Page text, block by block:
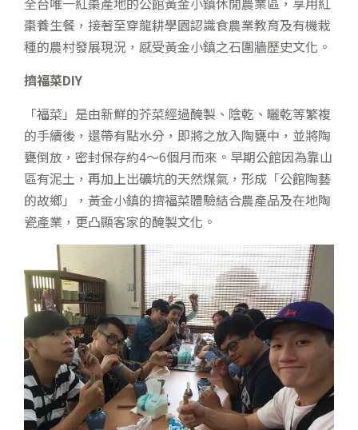
棗養生餐，接著至穿龍耕學園認識食農業教育及有機栽
種的農村發展現況，感受黃金小鎮之石圍牆歷史文化。
擠福菜DIY
「福菜」是由新鮮的芥菜經過醃製、陰乾、曬乾等繁複
的手續後，還帶有點水分，即將之放入陶甕中，並將陶
甕倒放，密封保存約4～6個月而來。早期公館因為靠山
區有泥土，再加上出礦坑的天然煤氣，形成「公館陶藝
的故鄉」，黃金小鎮的擠福菜體驗結合農產品及在地陶
瓷產業，更凸顯客家的醃製文化。